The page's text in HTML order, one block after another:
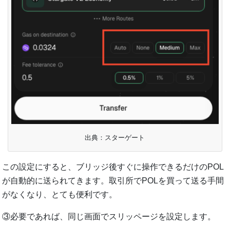
出典：スターゲート
この設定にすると、ブリッジ後すぐに操作できるだけのPOL
が自動的に送られてきます。取引所でPOLを買って送る手間
がなくなり、とても便利です。
③必要であれば、同じ画面でスリッページを設定します。